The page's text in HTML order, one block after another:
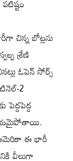
చిన్న బోట్లను
శ్రేణి
ఓపెన్‌ సోర్స్‌
2
మాయమైపోతాయి.
అమెరికా ఈ భారీ
వీలుగా